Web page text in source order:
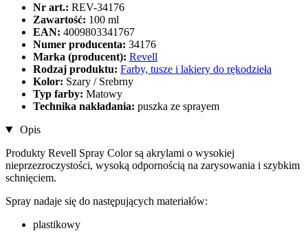
Nr art.: REV-34176
Zawartość: 100 ml
EAN: 4009803341767
Numer producenta: 34176
Marka (producent): Revell
Rodzaj produktu: Farby, tusze i lakiery do rękodzieła
Kolor: Szary / Srebrny
Typ farby: Matowy
Technika nakładania: puszka ze sprayem
Opis
Produkty Revell Spray Color są akrylami o wysokiej
nieprzezroczystości, wysoką odpornością na zarysowania i szybkim
schnięciem.
Spray nadaje się do następujących materiałów:
plastikowy